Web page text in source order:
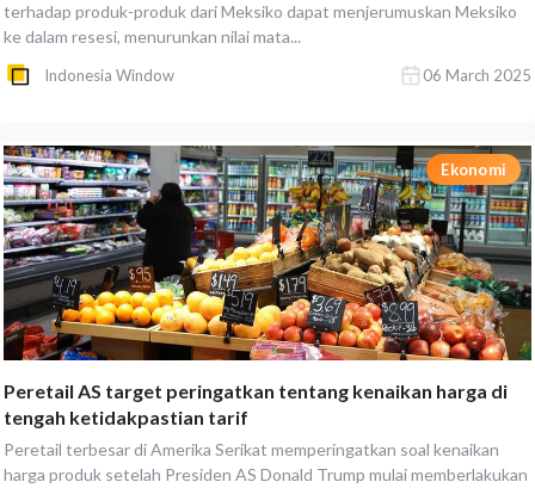
terhadap produk-produk dari Meksiko dapat menjerumuskan Meksiko
ke dalam resesi, menurunkan nilai mata...
Indonesia Window 06 March 2025
Ekonomi
Peretail AS target peringatkan tentang kenaikan harga di
tengah ketidakpastian tarif
Peretail terbesar di Amerika Serikat memperingatkan soal kenaikan
harga produk setelah Presiden AS Donald Trump mulai memberlakukan